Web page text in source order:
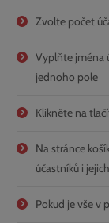
Zvolte počet
Vyplňte jména
jednoho pole
Klikněte na
Na stránce
účastníků i
Pokud je vše v